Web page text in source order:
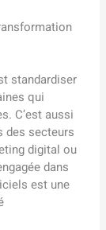
standardiser
qui
C’est aussi
des secteurs
digital ou
dans
est une